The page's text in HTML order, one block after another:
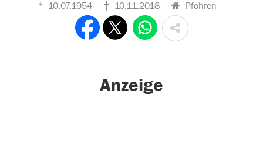
10.07.1954 10.11.2018 Pfohren
Anzeige